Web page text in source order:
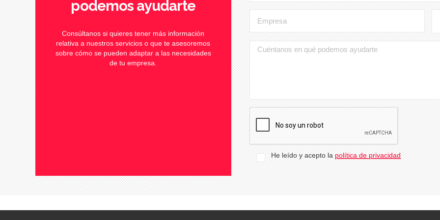
podemos ayudarte
Consúltanos si quieres tener más información
relativa a nuestros servicios o que te asesoremos
sobre cómo se pueden adaptar a las necesidades
de tu empresa.
He leído y acepto lapolítica de privacidad